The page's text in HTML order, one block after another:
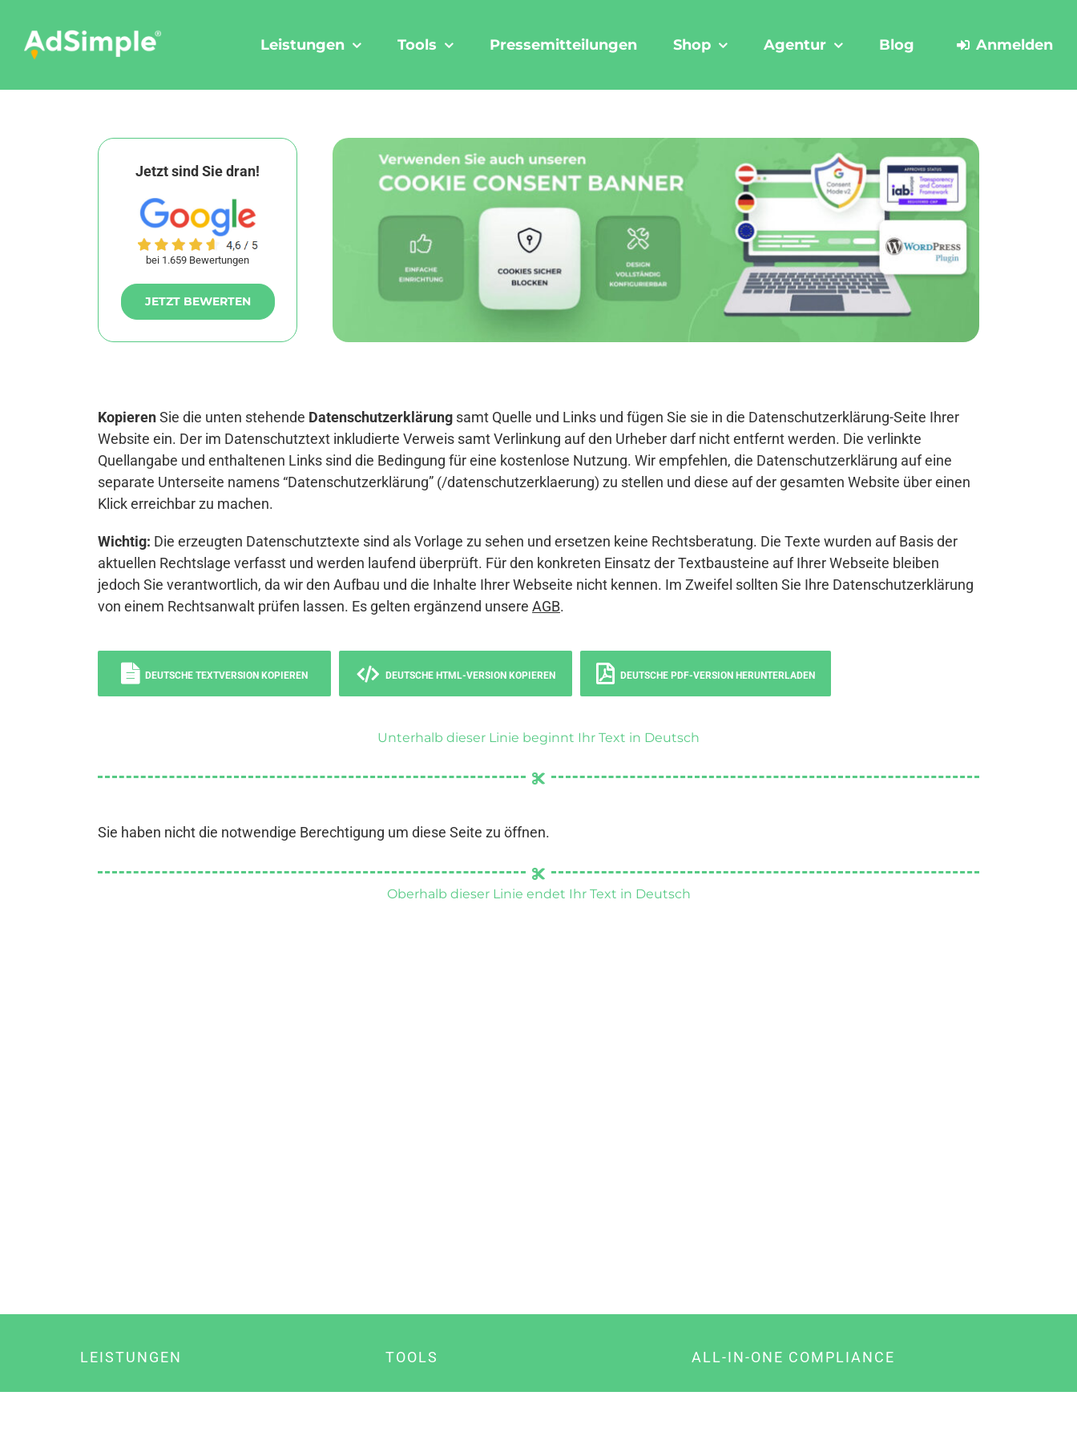
content
Leistungen Tools Pressemitteilungen Shop Agentur Blog Anmelden
Jetzt sind Sie dran!
bei 1.659 Bewertungen
JETZT BEWERTEN
KopierenSie die unten stehende Datenschutzerklärung samt Quelle und Links und fügen Sie sie in die Datenschutzerklärung-Seite Ihrer
Website ein. Der im Datenschutztext inkludierte Verweis samt Verlinkung auf den Urheber darf nicht entfernt werden. Die verlinkte
Quellangabe und enthaltenen Links sind die Bedingung für eine kostenlose Nutzung. Wir empfehlen, die Datenschutzerklärung auf eine
separate Unterseite namens “Datenschutzerklärung” (/datenschutzerklaerung) zu stellen und diese auf der gesamten Website über einen
Klick erreichbar zu machen.
Wichtig: Die erzeugten Datenschutztexte sind als Vorlage zu sehen und ersetzen keine Rechtsberatung. Die Texte wurden auf Basis der
aktuellen Rechtslage verfasst und werden laufend überprüft. Für den konkreten Einsatz der Textbausteine auf Ihrer Webseite bleiben
jedoch Sie verantwortlich, da wir den Aufbau und die Inhalte Ihrer Webseite nicht kennen. Im Zweifel sollten Sie Ihre Datenschutzerklärung
von einem Rechtsanwalt prüfen lassen. Es gelten ergänzend unsere AGB.
DEUTSCHE TEXTVERSION KOPIEREN DEUTSCHE HTML-VERSION KOPIEREN DEUTSCHE PDF-VERSION HERUNTERLADEN
Unterhalb dieser Linie beginnt Ihr Text in Deutsch
Sie haben nicht die notwendige Berechtigung um diese Seite zu öffnen.
Oberhalb dieser Linie endet Ihr Text in Deutsch
LEISTUNGEN TOOLS ALL-IN-ONE COMPLIANCE